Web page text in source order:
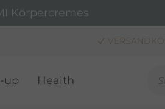
Körpercremes
up Health